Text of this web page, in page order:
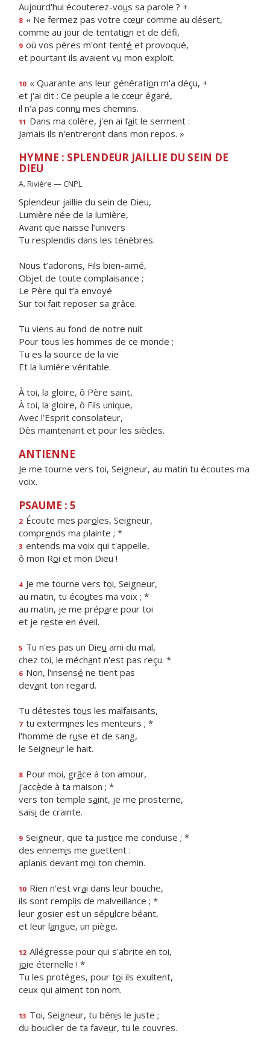
Aujourd'hui écouterez-vous sa parole ? +
8 « Ne fermez pas votre cœur comme au désert,
comme au jour de tentation et de défi,
9 où vos pères m'ont tenté et provoqué,
et pourtant ils avaient vu mon exploit.
10 « Quarante ans leur génération m'a déçu, +
et j'ai dit : Ce peuple a le cœur égaré,
il n'a pas connu mes chemins.
11 Dans ma colère, j'en ai fait le serment :
Jamais ils n'entreront dans mon repos. »
HYMNE : SPLENDEUR JAILLIE DU SEIN DE
DIEU
A. Rivière — CNPL
Splendeur jaillie du sein de Dieu,
Lumière née de la lumière,
Avant que naisse l’univers
Tu resplendis dans les ténèbres.
Nous t’adorons, Fils bien-aimé,
Objet de toute complaisance ;
Le Père qui t’a envoyé
Sur toi fait reposer sa grâce.
Tu viens au fond de notre nuit
Pour tous les hommes de ce monde ;
Tu es la source de la vie
Et la lumière véritable.
À toi, la gloire, ô Père saint,
À toi, la gloire, ô Fils unique,
Avec l’Esprit consolateur,
Dès maintenant et pour les siècles.
ANTIENNE
Je me tourne vers toi, Seigneur, au matin tu écoutes ma
voix.
PSAUME : 5
2 Écoute mes paroles, Seigneur,
comprends ma plainte ; *
3 entends ma voix qui t'appelle,
ô mon Roi et mon Dieu !
4 Je me tourne vers toi, Seigneur,
au matin, tu écoutes ma voix ; *
au matin, je me prépare pour toi
et je reste en éveil.
5 Tu n'es pas un Dieu ami du mal,
chez toi, le méchant n'est pas reçu. *
6 Non, l'insensé ne tient pas
devant ton regard.
Tu détestes tous les malfaisants,
7 tu extermines les menteurs ; *
l'homme de ruse et de sang,
le Seigneur le hait.
8 Pour moi, grâce à ton amour,
j'accède à ta maison ; *
vers ton temple saint, je me prosterne,
saisi de crainte.
9 Seigneur, que ta justice me conduise ; *
des ennemis me guettent :
aplanis devant moi ton chemin.
10 Rien n'est vrai dans leur bouche,
ils sont remplis de malveillance ; *
leur gosier est un sépulcre béant,
et leur langue, un piège.
12 Allégresse pour qui s'abrite en toi,
joie éternelle ! *
Tu les protèges, pour toi ils exultent,
ceux qui aiment ton nom.
13 Toi, Seigneur, tu bénis le juste ;
du bouclier de ta faveur, tu le couvres.